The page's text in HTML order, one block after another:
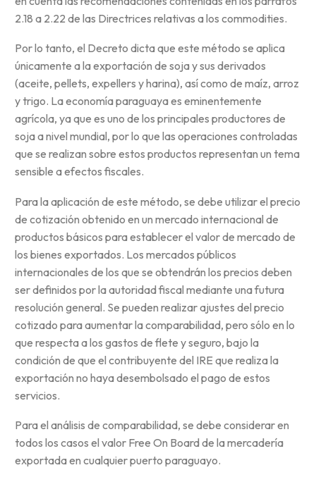
2.18 a 2.22 de las Directrices relativas a los commodities.
Por lo tanto, el Decreto dicta que este método se aplica
únicamente a la exportación de soja y sus derivados
(aceite, pellets, expellers y harina), así como de maíz, arroz
y trigo. La economía paraguaya es eminentemente
agrícola, ya que es uno de los principales productores de
soja a nivel mundial, por lo que las operaciones controladas
que se realizan sobre estos productos representan un tema
sensible a efectos fiscales.
Para la aplicación de este método, se debe utilizar el precio
de cotización obtenido en un mercado internacional de
productos básicos para establecer el valor de mercado de
los bienes exportados. Los mercados públicos
internacionales de los que se obtendrán los precios deben
ser definidos por la autoridad fiscal mediante una futura
resolución general. Se pueden realizar ajustes del precio
cotizado para aumentar la comparabilidad, pero sólo en lo
que respecta a los gastos de flete y seguro, bajo la
condición de que el contribuyente del IRE que realiza la
exportación no haya desembolsado el pago de estos
servicios.
Para el análisis de comparabilidad, se debe considerar en
todos los casos el valor Free On Board de la mercadería
exportada en cualquier puerto paraguayo.